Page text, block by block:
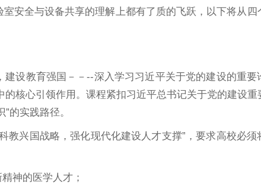
安全与设备共享的理解上都有了质的飞跃，以下将从四
设教育强国－－--深入学习习近平关于党的建设的重要
核心引领作用。课程紧扣习近平总书记关于党的建设重
的实践路径。
兴国战略，强化现代化建设人才支撑”，要求高校必须
神的医学人才；